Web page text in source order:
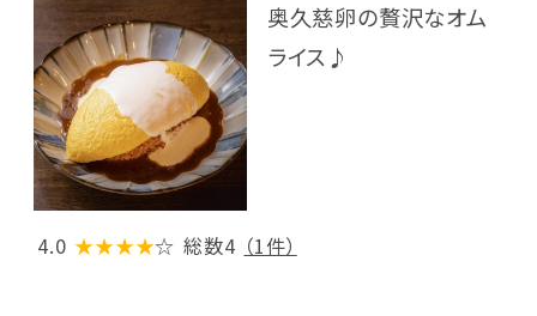
奥久慈卵の贅沢なオム
ライス♪
4.0 ★★★★☆ 総数4 （1件）